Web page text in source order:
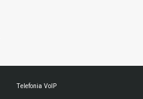
Telefonia VoIP